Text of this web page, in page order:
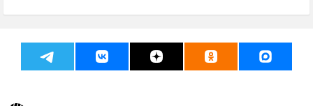
Новые русские: иностранцы в Крыму Крым
Общество Россия Вьетнам